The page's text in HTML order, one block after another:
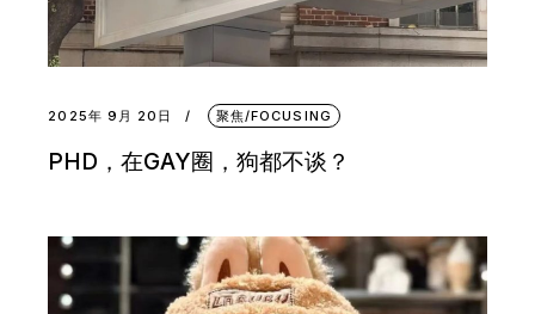
2025年 9月 20日 聚焦/FOCUSING
PHD，在GAY圈，狗都不谈？